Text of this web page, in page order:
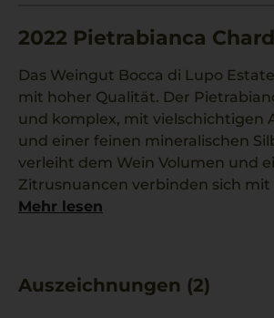
2022 Pietrabianca
Das Weingut Bocca di Lupo
mit hoher Qualität. Der
und komplex, mit vielschichtigen
und einer feinen mineralischen
verleiht dem Wein Volumen und
Zitrusnuancen verbinden sich
Fruchtanklängen. Die
Mehr lesen
Auszeichnungen (2)